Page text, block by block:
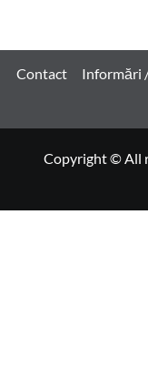
Contact Informări
Copyright © All